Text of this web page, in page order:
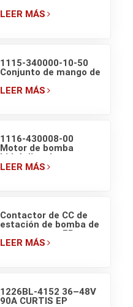
transpaleta eléctrica
LEER MÁS
1115-340000-10-50
Conjunto de mango de
interruptores de
LEER MÁS
1116-430008-00
Motor de bomba
hidráulica de
transpaleta eléctrica
LEER MÁS
Contactor de CC de
estación de bomba de
montacargas EP
EPT20-ET ZDJ 4801
LEER MÁS
1226BL-4152 36–48V
90A CURTIS EP